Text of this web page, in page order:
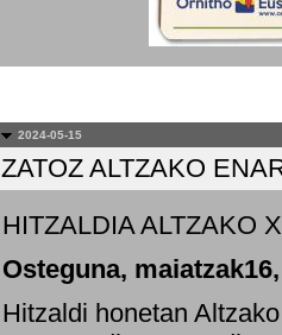
2024-05-15
ZATOZ ALTZAKO
HITZALDIA ALTZAKO
Osteguna,
Hitzaldi honetan